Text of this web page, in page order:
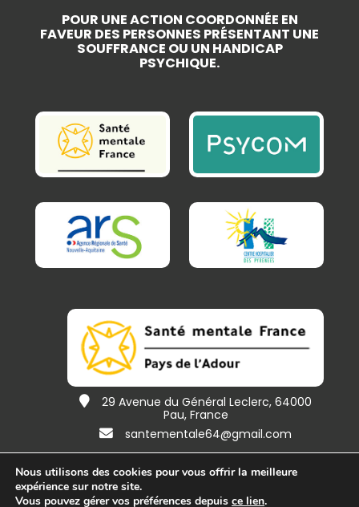
POUR UNE ACTION COORDONNÉE EN
FAVEUR DES PERSONNES PRÉSENTANT UNE
SOUFFRANCE OU UN HANDICAP
PSYCHIQUE.
29 Avenue du Général Leclerc, 64000
Pau, France
santementale64@gmail.com
Accueil contact
Nous utilisons des cookies pour vous offrir la meilleure
expérience sur notre site.
Vous pouvez gérer vos préférences depuis ce lien.